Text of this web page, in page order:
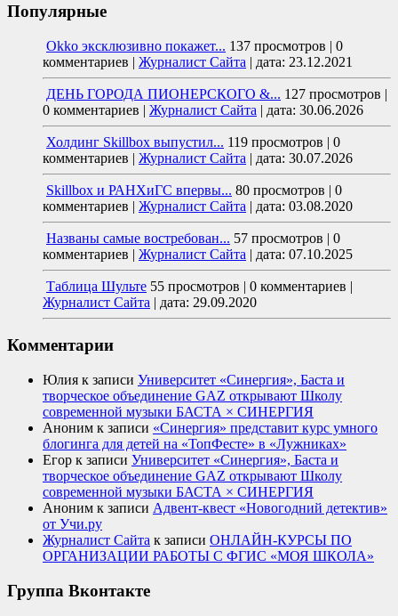
Популярные
Okko эксклюзивно покажет... 137 просмотров | 0
комментариев | Журналист Сайта | дата: 23.12.2021
ДЕНЬ ГОРОДА ПИОНЕРСКОГО &... 127 просмотров |
0 комментариев | Журналист Сайта | дата: 30.06.2026
Холдинг Skillbox выпустил... 119 просмотров | 0
комментариев | Журналист Сайта | дата: 30.07.2026
Skillbox и РАНХиГС впервы... 80 просмотров | 0
комментариев | Журналист Сайта | дата: 03.08.2020
Названы самые востребован... 57 просмотров | 0
комментариев | Журналист Сайта | дата: 07.10.2025
Таблица Шульте 55 просмотров | 0 комментариев |
Журналист Сайта | дата: 29.09.2020
Комментарии
Юлия к записи Университет «Синергия», Баста и
творческое объединение GAZ открывают Школу
современной музыки БАСТА × СИНЕРГИЯ
Аноним к записи «Синергия» представит курс умного
блогинга для детей на «ТопФесте» в «Лужниках»
Егор к записи Университет «Синергия», Баста и
творческое объединение GAZ открывают Школу
современной музыки БАСТА × СИНЕРГИЯ
Аноним к записи Адвент-квест «Новогодний детектив»
от Учи.ру
Журналист Сайта к записи ОНЛАЙН-КУРСЫ ПО
ОРГАНИЗАЦИИ РАБОТЫ С ФГИС «МОЯ ШКОЛА»
Группа Вконтакте